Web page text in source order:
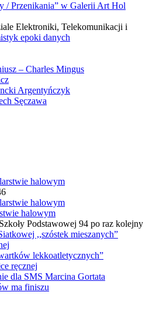
/ Przenikania” w Galerii Art Hol
Elektroniki, Telekomunikacji i
epoki danych
– Charles Mingus
Argentyńczyk
Sęczawa
halowym
Podstawowej 94 po raz kolejny
,,szóstek mieszanych”
lekkoatletycznych”
ręcznej
dla SMS Marcina Gortata
ma finiszu